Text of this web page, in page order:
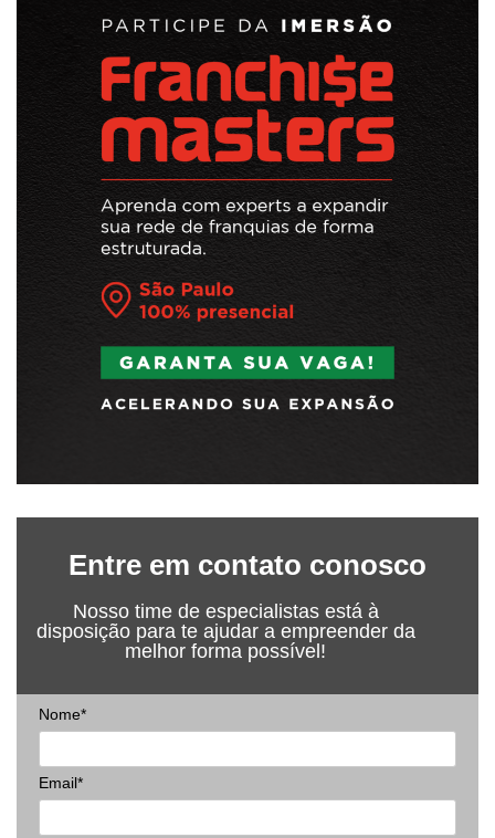
Entre em contato conosco
Nosso time de especialistas está à
disposição para te ajudar a empreender da
melhor forma possível!
Nome*
Email*